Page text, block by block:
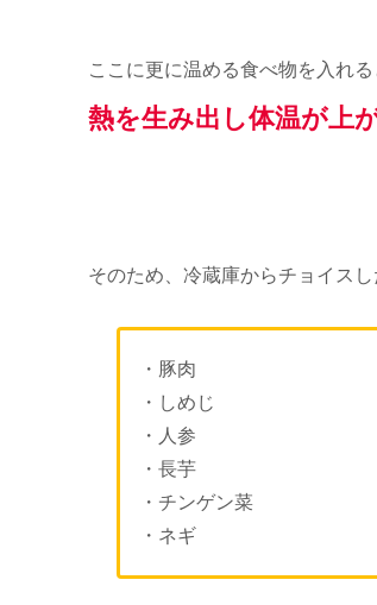
ここに更に温める食べ物を入れる
熱を生み出し体温が上
そのため、冷蔵庫からチョイスし
・豚肉
・しめじ
・人参
・長芋
・チンゲン菜
・ネギ